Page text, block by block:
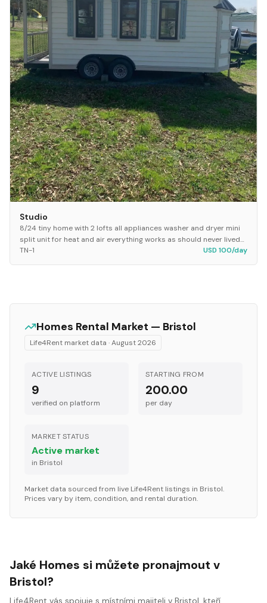
Studio
8/24 tiny home with 2 lofts all appliances washer and dryer mini
split unit for heat and air everything works as should never lived
in good as new condition bui...
TN-1 USD 100/day
Homes Rental Market — Bristol
Life4Rent market data ·August 2026
ACTIVE LISTINGS
9
verified on platform
STARTING FROM
200.00
per day
MARKET STATUS
Active market
in Bristol
Market data sourced from live Life4Rent listings in Bristol.
Prices vary by item, condition, and rental duration.
Jaké Homes si můžete pronajmout v
Bristol?
Life4Rent vás spojuje s místními majiteli v Bristol, kteří